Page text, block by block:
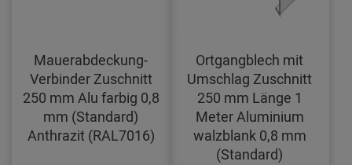
Mauerabdeckung-
Verbinder Zuschnitt
250 mm Alu farbig 0,8
mm (Standard)
Anthrazit (RAL7016)
Ortgangblech mit
Umschlag Zuschnitt
250 mm Länge 1
Meter Aluminium
walzblank 0,8 mm
(Standard)